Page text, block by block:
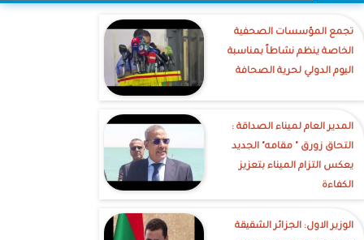
تجمع المؤسسات الصحفية
الخاصة ينظم نشاطاً بمناسبة
اليوم الدولي لحرية الصحافة
‎المدير العام لميناء الصداقة :
التحاق زورق " مقامه" الجديد
يعكس التزام الميناء بتعزيز
الكفاءة
الوزير الاول: الجزائر الشقيقة